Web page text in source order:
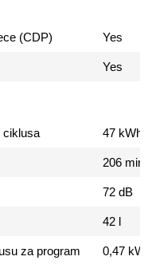
(CDP) Yes
Yes
ciklusa 47 kWh
206 min
72 dB
42 l
za program
0,47 kWh